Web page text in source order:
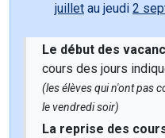
juillet au jeudi 2
Le début des
cours des jours
(les élèves qui n'ont pas
le vendredi soir)
La reprise des